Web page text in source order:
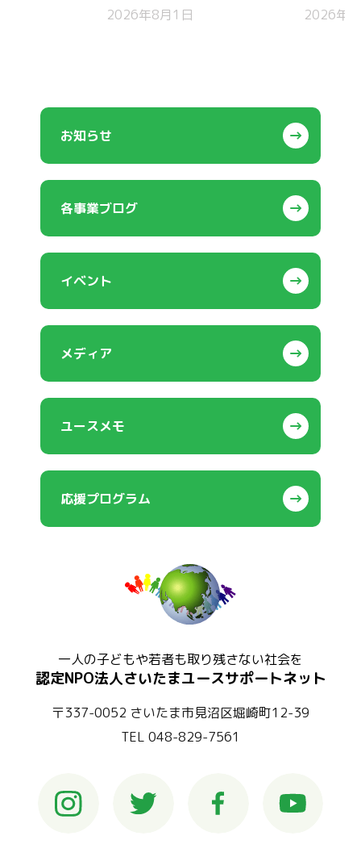
2026年8月1日
2026年7
お知らせ
各事業ブログ
イベント
メディア
ユースメモ
応援プログラム
一人の子どもや若者も取り残さない社会を
認定NPO法人さいたまユースサポートネット
〒337-0052 さいたま市見沼区堀崎町12-39
TEL 048-829-7561